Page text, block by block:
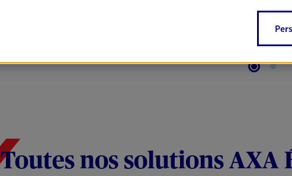
Toutes nos solutions AXA